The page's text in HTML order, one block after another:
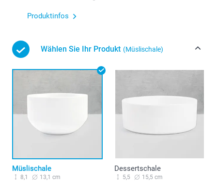
Produktinfos
Wählen Sie Ihr Produkt (Müslischale)
Müslischale
8,1 13,1 cm
Dessertschale
5,5 15,5 cm